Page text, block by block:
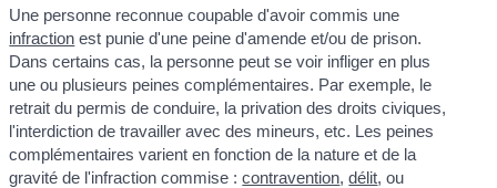
Une personne reconnue coupable d'avoir commis une
infraction est punie d'une peine d'amende et/ou de prison.
Dans certains cas, la personne peut se voir infliger en plus
une ou plusieurs peines complémentaires. Par exemple, le
retrait du permis de conduire, la privation des droits civiques,
l'interdiction de travailler avec des mineurs, etc. Les peines
complémentaires varient en fonction de la nature et de la
gravité de l'infraction commise :contravention,délit, ou